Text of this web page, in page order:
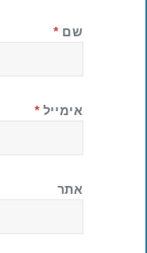
שם *
אימייל *
אתר